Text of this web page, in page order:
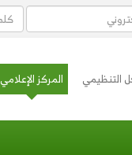
التنظيمي المركز الإعلامي